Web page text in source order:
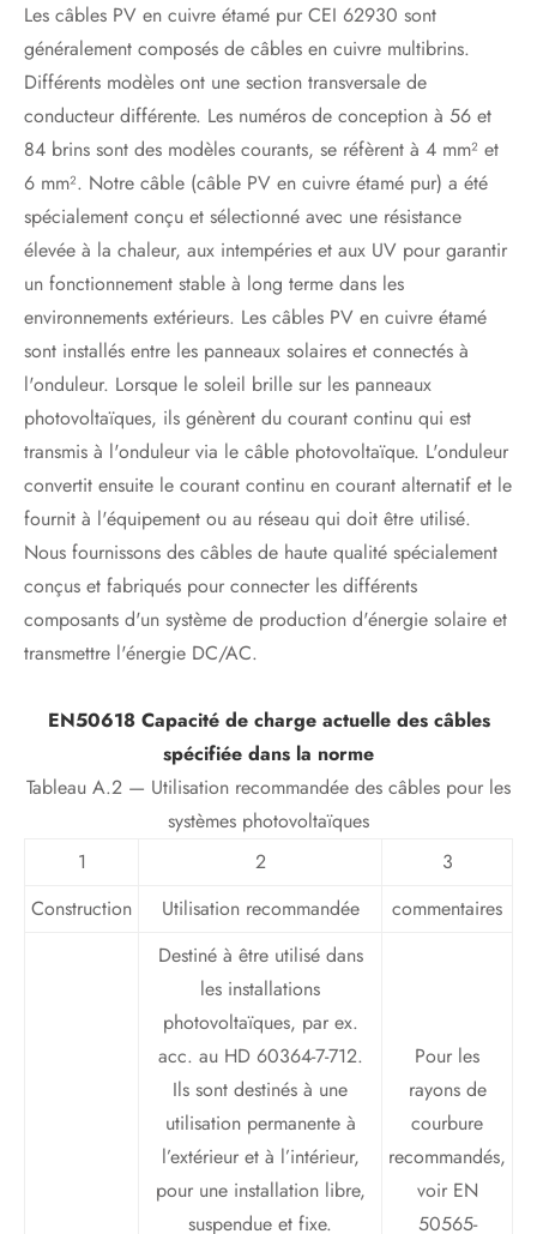
Les câbles PV en cuivre étamé pur CEI 62930 sont
généralement composés de câbles en cuivre multibrins.
Différents modèles ont une section transversale de
conducteur différente. Les numéros de conception à 56 et
84 brins sont des modèles courants, se réfèrent à 4 mm² et
6 mm². Notre câble (câble PV en cuivre étamé pur) a été
spécialement conçu et sélectionné avec une résistance
élevée à la chaleur, aux intempéries et aux UV pour garantir
un fonctionnement stable à long terme dans les
environnements extérieurs. Les câbles PV en cuivre étamé
sont installés entre les panneaux solaires et connectés à
l'onduleur. Lorsque le soleil brille sur les panneaux
photovoltaïques, ils génèrent du courant continu qui est
transmis à l'onduleur via le câble photovoltaïque. L'onduleur
convertit ensuite le courant continu en courant alternatif et le
fournit à l'équipement ou au réseau qui doit être utilisé.
Nous fournissons des câbles de haute qualité spécialement
conçus et fabriqués pour connecter les différents
composants d'un système de production d'énergie solaire et
transmettre l'énergie DC/AC.
EN50618 Capacité de charge actuelle des câbles
spécifiée dans la norme
Tableau A.2 — Utilisation recommandée des câbles pour les
systèmes photovoltaïques
1
2
3
Construction
Utilisation recommandée
commentaires
Destiné à être utilisé dans
les installations
photovoltaïques, par ex.
acc. au HD 60364-7-712.
Ils sont destinés à une
utilisation permanente à
l’extérieur et à l’intérieur,
pour une installation libre,
suspendue et fixe.
Pour les
rayons de
courbure
recommandés,
voir EN
50565-